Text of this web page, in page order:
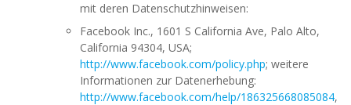
mit deren Datenschutzhinweisen:
Facebook Inc., 1601 S California Ave, Palo Alto,
California 94304, USA;
http://www.facebook.com/policy.php; weitere
Informationen zur Datenerhebung:
http://www.facebook.com/help/186325668085084,